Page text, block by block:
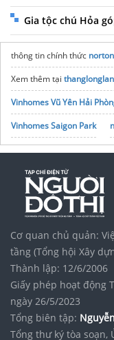
Gia tộc chú Hỏa
thông tin chính thức
Xem thêm tại
Vinhomes Vũ Yên Hải
Vinhomes Saigon Park
Tập đoàn Bcons Group
Cơ quan chủ quản:
tầng (Tổng hội Xây
Thành lập: 12/6/2006
Giấy phép hoạt động
ngày 26/5/2023
Tổng biên tập:
Tổng thư ký tòa soạn,